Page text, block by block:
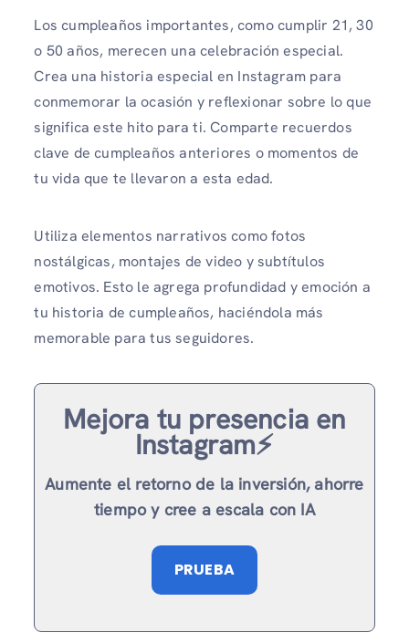
Los cumpleaños importantes, como cumplir 21, 30
o 50 años, merecen una celebración especial.
Crea una historia especial en Instagram para
conmemorar la ocasión y reflexionar sobre lo que
significa este hito para ti. Comparte recuerdos
clave de cumpleaños anteriores o momentos de
tu vida que te llevaron a esta edad.
Utiliza elementos narrativos como fotos
nostálgicas, montajes de video y subtítulos
emotivos. Esto le agrega profundidad y emoción a
tu historia de cumpleaños, haciéndola más
memorable para tus seguidores.
Mejora tu presencia en
Instagram⚡️
Aumente el retorno de la inversión, ahorre
tiempo y cree a escala con IA
PRUEBA